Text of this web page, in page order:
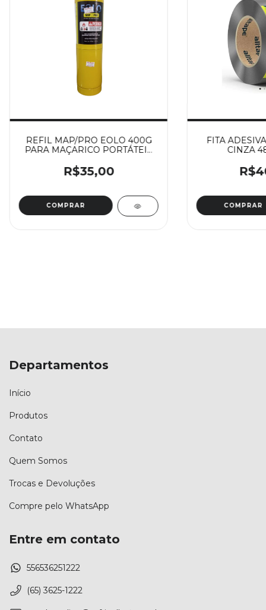
REFIL MAP/PRO EOLO 400G
PARA MAÇARICO PORTÁTEIS
R$35,00
FITA
CINZA
Departamentos
Início
Produtos
Contato
Quem Somos
Trocas e Devoluções
Compre pelo WhatsApp
Entre em contato
556536251222
(65) 3625-1222